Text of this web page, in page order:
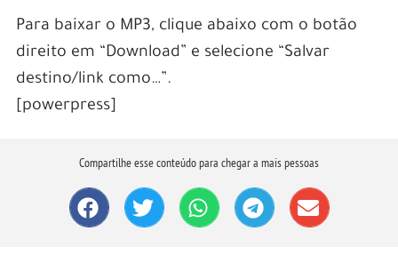
Para baixar o MP3, clique abaixo com o botão
direito em “Download” e selecione “Salvar
destino/link como…”.
[powerpress]
Compartilhe esse conteúdo para chegar a mais pessoas